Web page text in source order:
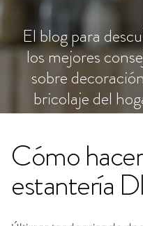
El blog para
los mejores
sobre
bricolaje del
Cómo
estantería